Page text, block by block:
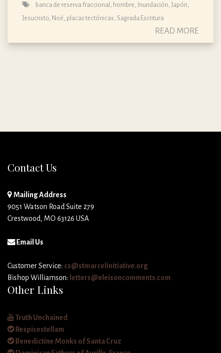
banca de reserva fraccional hombre Inundación Japón
Jesucristo Noé placas tectónicas Sagrada Escritura
READ MORE
Contact Us
Mailing Address
9051 Watson Road Suite 279
Crestwood, MO 63126 USA
Email Us
Customer Service: cs@stmarcelinitiative.org
Bishop Williamson: letters@eleisoncomments.com
Other Links
Truth Unchained
Respicestellam
Benedictine Monks of Santa Cruz